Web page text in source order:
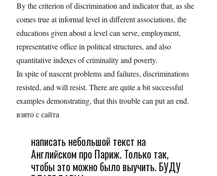
By the criterion of discrimination and indicator that, as she
comes true at informal level in different associations, the
educations given about a level can serve, employment,
representative office in political structures, and also
quantitative indexes of criminality and poverty.
In spite of nascent problems and failures, discriminations
resisted, and will resist. There are quite a bit successful
examples demonstrating, that this trouble can put an end.
взято с сайта
написать небольшой текст на
Английском про Париж. Только так,
чтобы это можно было выучить. БУДУ